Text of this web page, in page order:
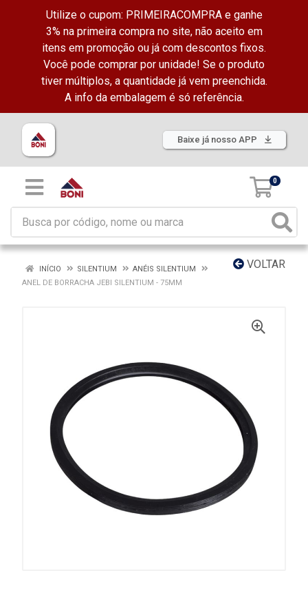
Utilize o cupom: PRIMEIRACOMPRA e ganhe
3% na primeira compra no site, não aceito em
itens em promoção ou já com descontos fixos.
Você pode comprar por unidade! Se o produto
tiver múltiplos, a quantidade já vem preenchida.
A info da embalagem é só referência.
Baixe já nosso APP
0
VOLTAR
INÍCIO SILENTIUM
ANÉIS SILENTIUM
ANEL DE BORRACHA JEBI SILENTIUM - 75MM